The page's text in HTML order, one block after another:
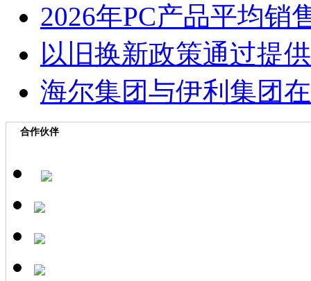
2026年PC产品平均销
以旧换新政策通过提
海尔集团与伊利集团
合作伙伴